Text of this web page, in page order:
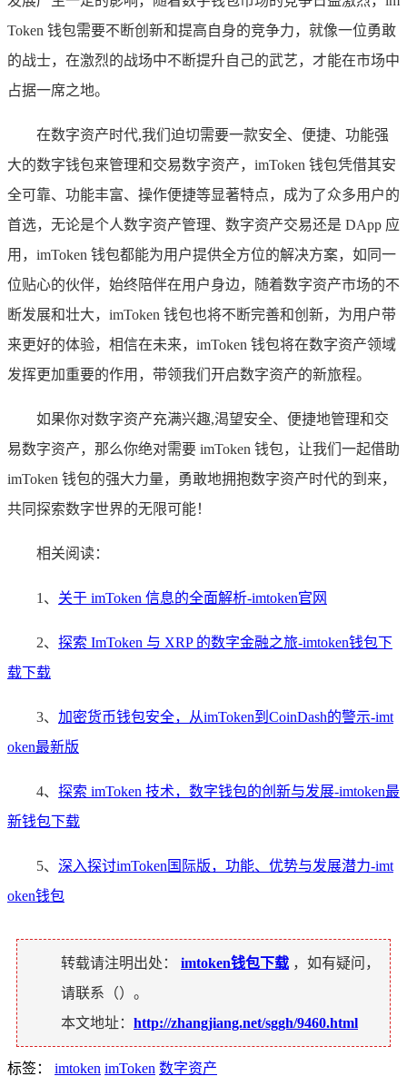
Token 钱包需要不断创新和提高自身的竞争力，就像一位勇敢
的战士，在激烈的战场中不断提升自己的武艺，才能在市场中
占据一席之地。
在数字资产时代,我们迫切需要一款安全、便捷、功能强
大的数字钱包来管理和交易数字资产，imToken 钱包凭借其安
全可靠、功能丰富、操作便捷等显著特点，成为了众多用户的
首选，无论是个人数字资产管理、数字资产交易还是 DApp 应
用，imToken 钱包都能为用户提供全方位的解决方案，如同一
位贴心的伙伴，始终陪伴在用户身边，随着数字资产市场的不
断发展和壮大，imToken 钱包也将不断完善和创新，为用户带
来更好的体验，相信在未来，imToken 钱包将在数字资产领域
发挥更加重要的作用，带领我们开启数字资产的新旅程。
如果你对数字资产充满兴趣,渴望安全、便捷地管理和交
易数字资产，那么你绝对需要 imToken 钱包，让我们一起借助
imToken 钱包的强大力量，勇敢地拥抱数字资产时代的到来，
共同探索数字世界的无限可能！
相关阅读：
1、 关于 imToken 信息的全面解析-imtoken官网
2、 探索 ImToken 与 XRP 的数字金融之旅-imtoken钱包下
载下载
3、 加密货币钱包安全，从imToken到CoinDash的警示-imt
oken最新版
4、 探索 imToken 技术，数字钱包的创新与发展-imtoken最
新钱包下载
5、 深入探讨imToken国际版，功能、优势与发展潜力-imt
oken钱包
转载请注明出处： imtoken钱包下载 ，如有疑问，
请联系（）。
本文地址： http://zhangjiang.net/sggh/9460.html
标签： imtoken imToken 数字资产